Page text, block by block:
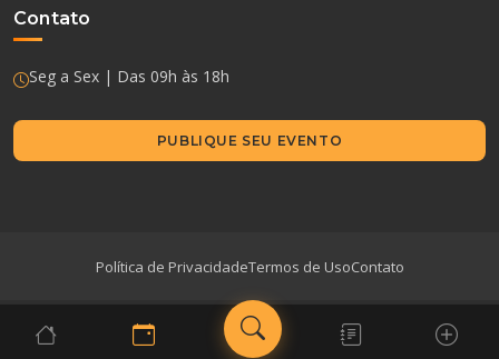
Contato
Seg a Sex | Das 09h às 18h
PUBLIQUE SEU EVENTO
Política de PrivacidadeTermos de UsoContato